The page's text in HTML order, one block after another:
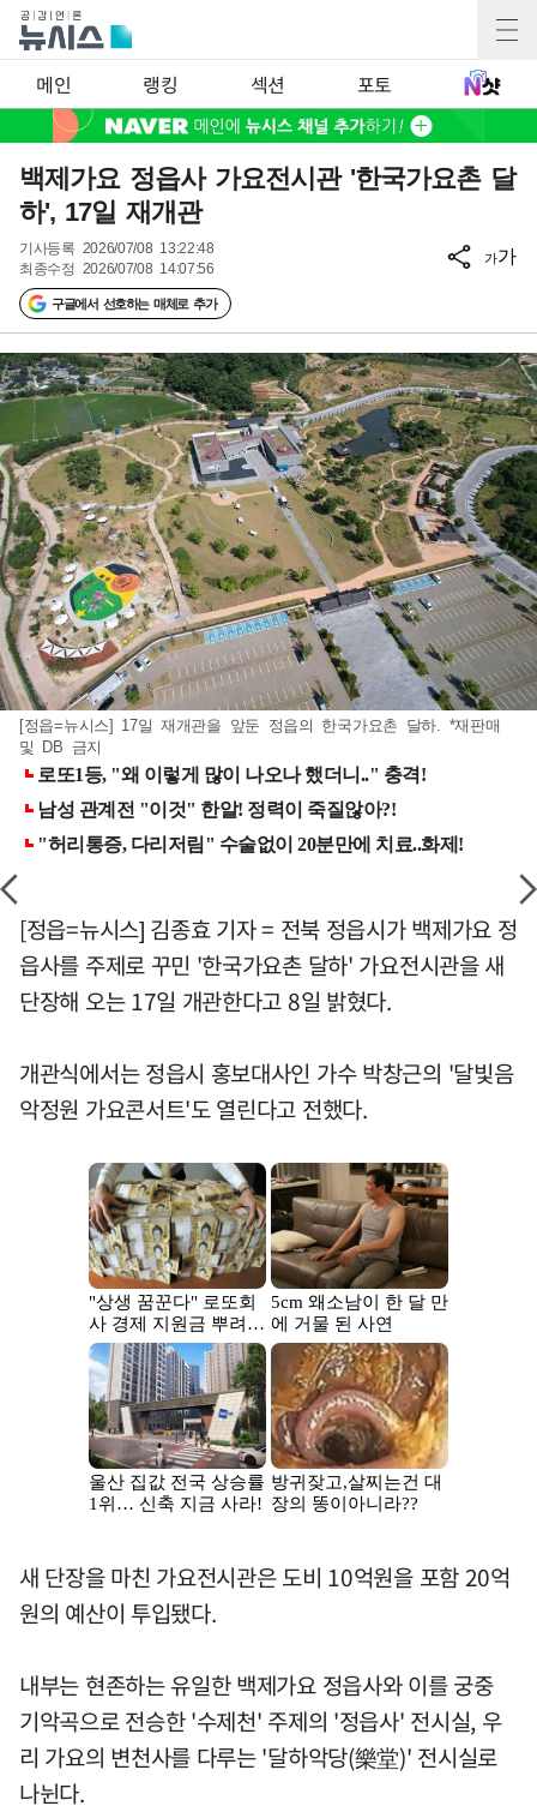
메인 랭킹 섹션 포토
백제가요 정읍사 가요전시관 '한국가요촌 달
하', 17일 재개관
기사등록 2026/07/08 13:22:48
최종수정 2026/07/08 14:07:56
구글에서 선호하는 매체로 추가
가가
[정읍=뉴시스] 17일 재개관을 앞둔 정읍의 한국가요촌 달하. *재판매
및 DB 금지
[정읍=뉴시스] 김종효 기자 = 전북 정읍시가 백제가요 정
읍사를 주제로 꾸민 '한국가요촌 달하' 가요전시관을 새
단장해 오는 17일 개관한다고 8일 밝혔다.
개관식에서는 정읍시 홍보대사인 가수 박창근의 '달빛음
악정원 가요콘서트'도 열린다고 전했다.
새 단장을 마친 가요전시관은 도비 10억원을 포함 20억
원의 예산이 투입됐다.
내부는 현존하는 유일한 백제가요 정읍사와 이를 궁중
기악곡으로 전승한 '수제천' 주제의 '정읍사' 전시실, 우
리 가요의 변천사를 다루는 '달하악당(樂堂)' 전시실로
나뉜다.